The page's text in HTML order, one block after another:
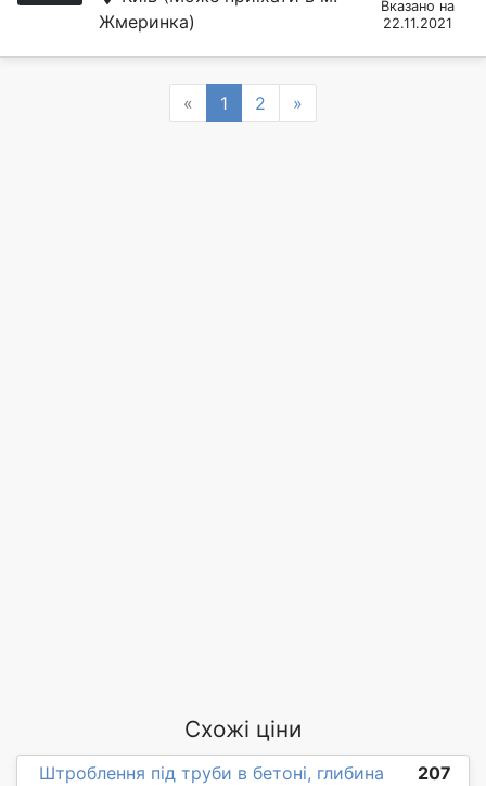
Жмеринка)
Вказано на
22.11.2021
« Previous
1 2 »
Схожі ціни
Штроблення під труби в бетоні, глибина
207